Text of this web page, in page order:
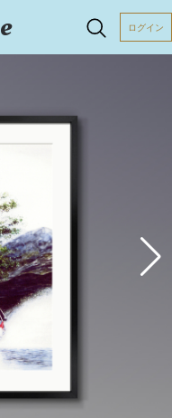
ログイン